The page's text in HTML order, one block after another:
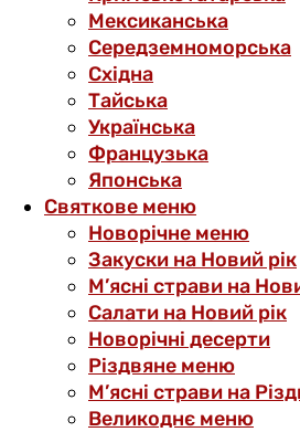
Мексиканська
Середземноморська
Східна
Тайська
Українська
Французька
Японська
Святкове меню
Новорічне меню
Закуски на Новий рік
М’ясні страви на
Салати на Новий рік
Новорічні десерти
Різдвяне меню
М’ясні страви на
Великоднє меню